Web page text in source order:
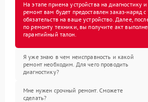
На этапе приема устройства на диагностику
ремонт вам будет предоставлен заказ-наряд
обязательств на ваше устройство. Далее,
по ремонту техники, вы получите акт
гарантийный талон.
Я уже знаю в чем неисправность и какой
ремонт необходим. Для чего проводить
диагностику?
Мне нужен срочный ремонт. Сможете
сделать?